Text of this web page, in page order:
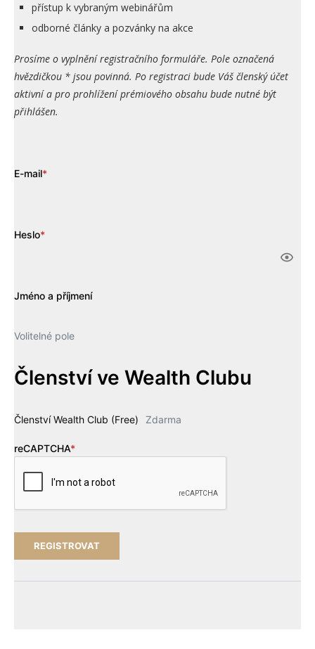
přístup k vybraným webinářům
odborné články a pozvánky na akce
Prosíme o vyplnění registračního formuláře. Pole označená
hvězdičkou * jsou povinná. Po registraci bude Váš členský účet
aktivní a pro prohlížení prémiového obsahu bude nutné být
přihlášen.
E-mail*
Heslo*
Jméno a příjmení
Volitelné pole
Členství ve Wealth Clubu
Členství Wealth Club (Free) Zdarma
reCAPTCHA*